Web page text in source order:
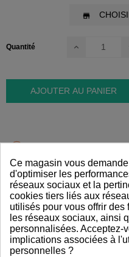
store
Quantité
AJOUTER AU PANIER
ÉCONOMIE CIRCULAIRE
Ce magasin vous
d'optimiser les
réseaux sociaux et la
cookies tiers liés aux
utilisés pour vous offrir
les réseaux sociaux, ainsi
personnalisées. Acceptez-
implications associées à
personnelles ?